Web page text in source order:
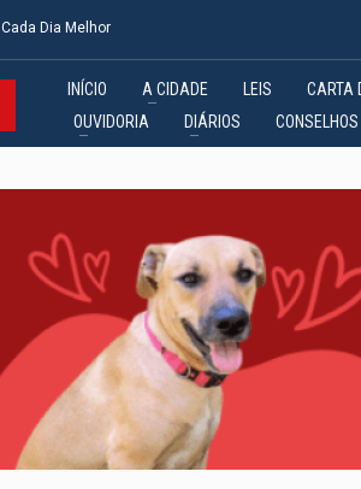
Cada Dia Melhor
INÍCIO A CIDADE LEIS CARTA
OUVIDORIA
DIÁRIOS CONSELHOS